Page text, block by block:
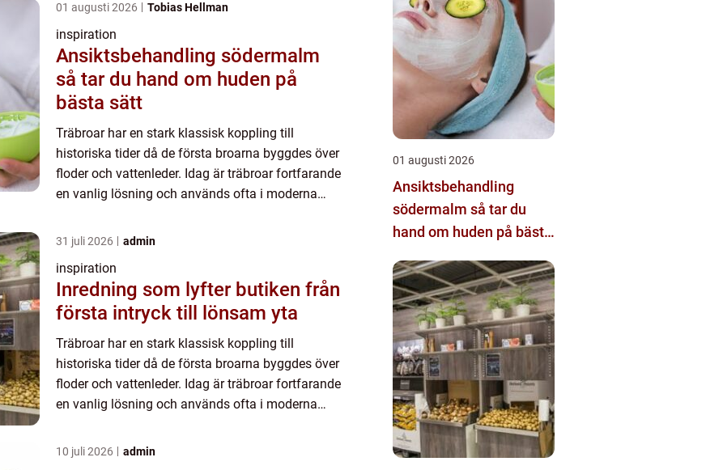
01 augusti 2026 Tobias Hellman
inspiration
Ansiktsbehandling södermalm
så tar du hand om huden på
bästa sätt
Träbroar har en stark klassisk koppling till
historiska tider då de första broarna byggdes över
floder och vattenleder. Idag är träbroar fortfarande
en vanlig lösning och används ofta i moderna
31 juli 2026 admin
inspiration
Inredning som lyfter butiken från
första intryck till lönsam yta
Träbroar har en stark klassisk koppling till
historiska tider då de första broarna byggdes över
floder och vattenleder. Idag är träbroar fortfarande
en vanlig lösning och används ofta i moderna
10 juli 2026 admin
01 augusti 2026
Ansiktsbehandling
södermalm så tar du
hand om huden på bästa